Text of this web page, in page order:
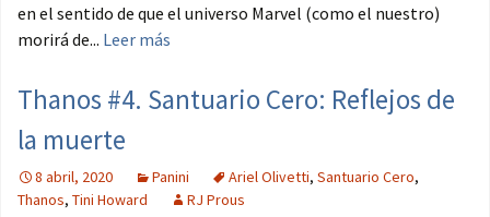
en el sentido de que el universo Marvel (como el nuestro)
morirá de... Leer más
Thanos #4. Santuario Cero: Reflejos de
la muerte
8 abril, 2020 Panini Ariel Olivetti, Santuario Cero,
Thanos, Tini Howard RJ Prous